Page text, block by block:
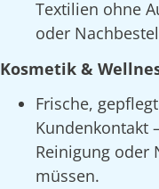
Textilien ohne
oder
Kosmetik &
Frische,
Kundenkontakt
Reinigung oder
müssen.